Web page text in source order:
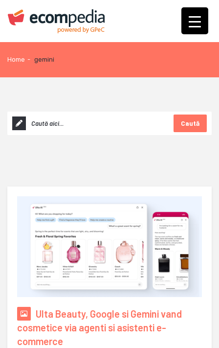
Home - gemini
Caută
Ulta Beauty, Google si Gemini vand
cosmetice via agenti si asistenti e-
commerce